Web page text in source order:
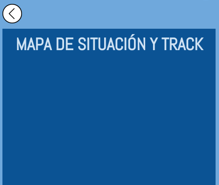
MAPA DE SITUACIÓN Y TRACK